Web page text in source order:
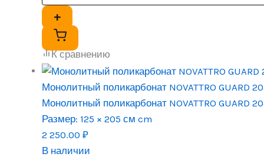
+
К сравнению
Монолитный поликарбонат NOVATTRO GUARD
Монолитный поликарбонат NOVATTRO GUARD
Размер: 125 × 205 см cm
2 250.00 ₽
В наличии